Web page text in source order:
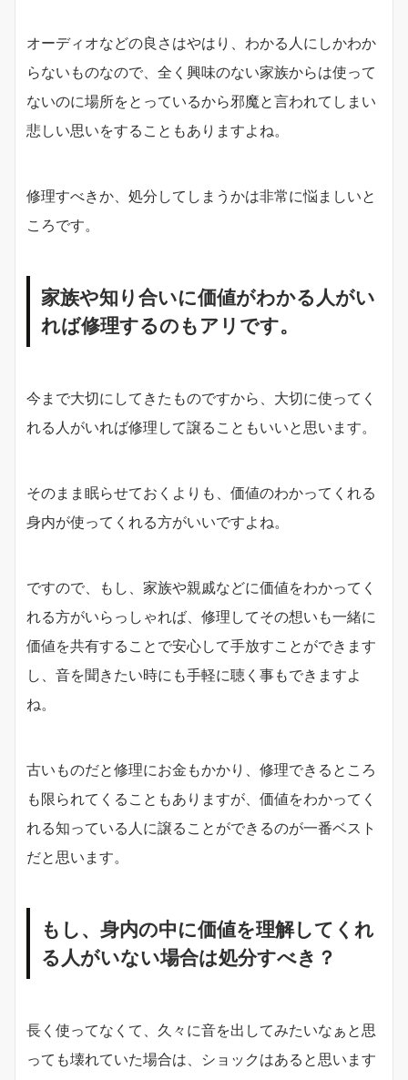
オーディオなどの良さはやはり、わかる人にしかわか
らないものなので、全く興味のない家族からは使って
ないのに場所をとっているから邪魔と言われてしまい
悲しい思いをすることもありますよね。
修理すべきか、処分してしまうかは非常に悩ましいと
ころです。
家族や知り合いに価値がわかる人がい
れば修理するのもアリです。
今まで大切にしてきたものですから、大切に使ってく
れる人がいれば修理して譲ることもいいと思います。
そのまま眠らせておくよりも、価値のわかってくれる
身内が使ってくれる方がいいですよね。
ですので、もし、家族や親戚などに価値をわかってく
れる方がいらっしゃれば、修理してその想いも一緒に
価値を共有することで安心して手放すことができます
し、音を聞きたい時にも手軽に聴く事もできますよ
ね。
古いものだと修理にお金もかかり、修理できるところ
も限られてくることもありますが、価値をわかってく
れる知っている人に譲ることができるのが一番ベスト
だと思います。
もし、身内の中に価値を理解してくれ
る人がいない場合は処分すべき？
長く使ってなくて、久々に音を出してみたいなぁと思
っても壊れていた場合は、ショックはあると思います